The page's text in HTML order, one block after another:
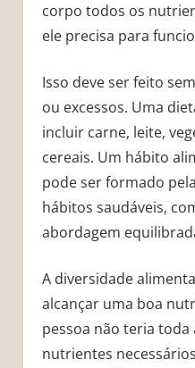
corpo todos os
ele precisa para
Isso deve ser feito
ou excessos. Uma
incluir carne, leite,
cereais. Um hábito
pode ser formado
hábitos saudáveis,
abordagem
A diversidade
alcançar uma boa
pessoa não teria toda
nutrientes